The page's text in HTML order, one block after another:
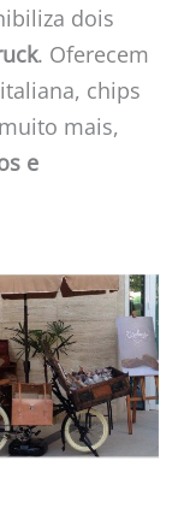
dois
. Oferecem
chips
mais,
e